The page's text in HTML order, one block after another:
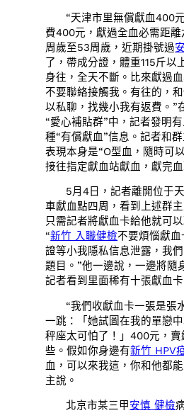
“天津市里無償獻血400
費400元，獻過全血必需距
周歲至53周歲，近期掛號過
了，帶成分證，體重115斤以
身往，全天不斷。比來獻過
不要聯絡接觸我。有往的，
以私聊，找幾小我有返費。”
“愛心補貼群”中，記者發明
種“有償獻血”信息。記者和
表現本身是“O型血，隨時可
接往指定獻血站獻血，獻完
5月4日，記者離開位于
車獻血點四周，看到上述群
只需記者將獻血卡給他就可
“新竹 入職健檢不要煩惱獻
證等小我隱私信息泄露，我
題目。”他一邊說，一邊將隨
記者看到里面稀有十張獻血卡
“我們收獻血卡一張是張
一跳：「她試圖在我的單戀
秤座太可怕了！」400元，賣
些。假如你身邊有新竹 HPV
血，可以來我這，你和他都
主說。
北京市某三甲安慎 健檢